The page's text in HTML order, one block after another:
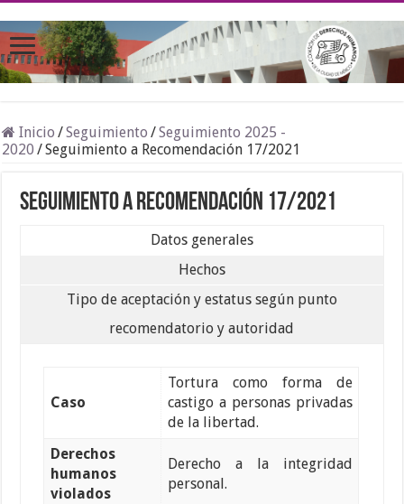
Inicio /Seguimiento /Seguimiento 2025 -
2020 /Seguimiento a Recomendación 17/2021
Seguimiento a Recomendación 17/2021
Datos generales
Hechos
Tipo de aceptación y estatus según punto
recomendatorio y autoridad
Caso
Tortura como forma de
castigo a personas privadas
de la libertad.
Derechos
humanos
violados
Derecho a la integridad
personal.